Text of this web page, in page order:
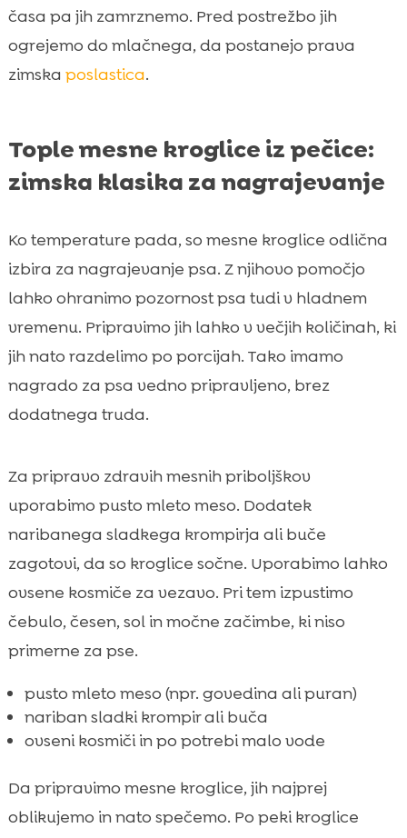
časa pa jih zamrznemo. Pred postrežbo jih
ogrejemo do mlačnega, da postanejo prava
zimska poslastica.
Tople mesne kroglice iz pečice:
zimska klasika za nagrajevanje
Ko temperature pada, so mesne kroglice odlična
izbira za nagrajevanje psa. Z njihovo pomočjo
lahko ohranimo pozornost psa tudi v hladnem
vremenu. Pripravimo jih lahko v večjih količinah, ki
jih nato razdelimo po porcijah. Tako imamo
nagrado za psa vedno pripravljeno, brez
dodatnega truda.
Za pripravo zdravih mesnih priboljškov
uporabimo pusto mleto meso. Dodatek
naribanega sladkega krompirja ali buče
zagotovi, da so kroglice sočne. Uporabimo lahko
ovsene kosmiče za vezavo. Pri tem izpustimo
čebulo, česen, sol in močne začimbe, ki niso
primerne za pse.
pusto mleto meso (npr. govedina ali puran)
nariban sladki krompir ali buča
ovseni kosmiči in po potrebi malo vode
Da pripravimo mesne kroglice, jih najprej
oblikujemo in nato spečemo. Po peki kroglice